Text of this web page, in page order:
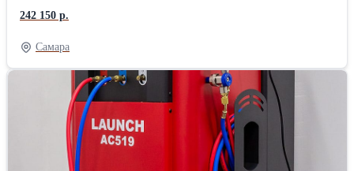
R134a. Удобное и понятное русифицированное меню. 7-ти
дюймовый сенсорный дисплей. Встроенный принтер. Большие
(Offraod) задние колеса. Ресурс фильтра на 100 кг. Функция
промывки контура кондиционера. Работы с гибридными
автомобилями. Автоматические функции: Откачка и
рециркуляция хладагента; Отделение отработанного масла;
Программируемый вакуум; Тест системы на утечки;
Автоматическая подача масла; Заполнение системы.
242 150 р.
Самара